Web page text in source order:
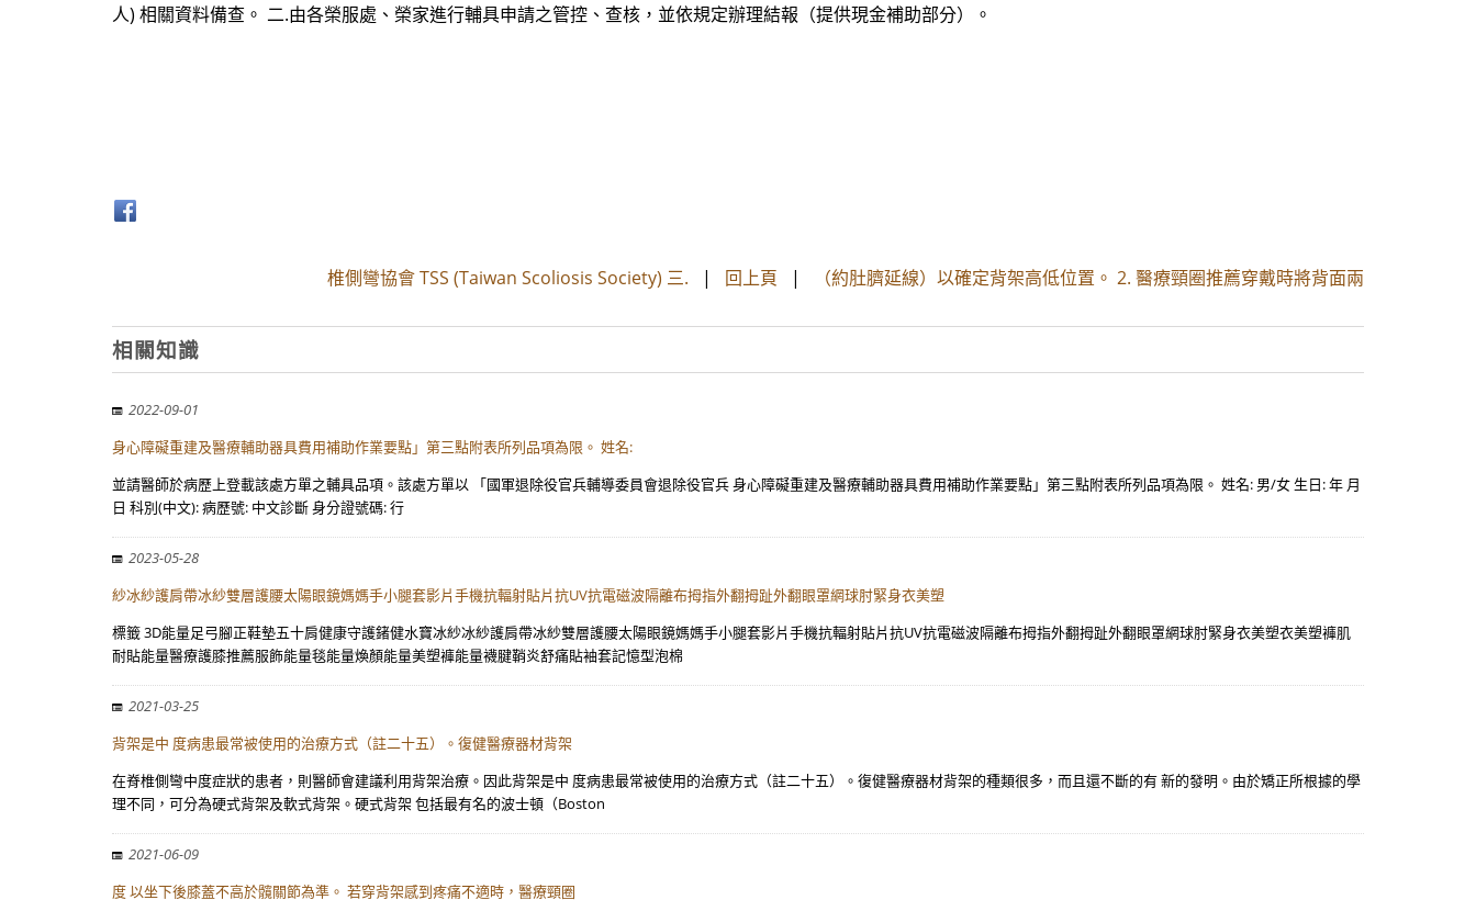
人) 相關資料備查。 二.由各榮服處、榮家進行輔具申請之管控、查核，並依規定辦理結報（提供現金補助部分）。
椎側彎協會 TSS (Taiwan Scoliosis Society) 三. | 回上頁 | （約肚臍延線）以確定背架高低位置。 2. 醫療頸圈推薦穿戴時將背面兩
相關知識
2022-09-01
身心障礙重建及醫療輔助器具費用補助作業要點」第三點附表所列品項為限。 姓名:
並請醫師於病歷上登載該處方單之輔具品項。該處方單以 「國軍退除役官兵輔導委員會退除役官兵 身心障礙重建及醫療輔助器具費用補助作業要點」第三點附表所列品項為限。 姓名: 男/女 生日: 年 月
日 科別(中文): 病歷號: 中文診斷 身分證號碼: 行
2023-05-28
紗冰紗護肩帶冰紗雙層護腰太陽眼鏡媽媽手小腿套影片手機抗輻射貼片抗UV抗電磁波隔離布拇指外翻拇趾外翻眼罩網球肘緊身衣美塑
標籤 3D能量足弓腳正鞋墊五十肩健康守護鍺健水寶冰紗冰紗護肩帶冰紗雙層護腰太陽眼鏡媽媽手小腿套影片手機抗輻射貼片抗UV抗電磁波隔離布拇指外翻拇趾外翻眼罩網球肘緊身衣美塑衣美塑褲肌
耐貼能量醫療護膝推薦服飾能量毯能量煥顏能量美塑褲能量襪腱鞘炎舒痛貼袖套記憶型泡棉
2021-03-25
背架是中 度病患最常被使用的治療方式（註二十五）。復健醫療器材背架
在脊椎側彎中度症狀的患者，則醫師會建議利用背架治療。因此背架是中 度病患最常被使用的治療方式（註二十五）。復健醫療器材背架的種類很多，而且還不斷的有 新的發明。由於矯正所根據的學
理不同，可分為硬式背架及軟式背架。硬式背架 包括最有名的波士頓（Boston
2021-06-09
度 以坐下後膝蓋不高於髖關節為準。 若穿背架感到疼痛不適時，醫療頸圈